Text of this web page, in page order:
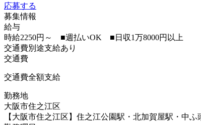
応募する
募集情報
給与
時給2250円～ ■週払いOK ■日収1万8000円以上
交通費別途支給あり
交通費
交通費全額支給
勤務地
大阪市住之江区
【大阪市住之江区】住之江公園駅・北加賀屋駅・中